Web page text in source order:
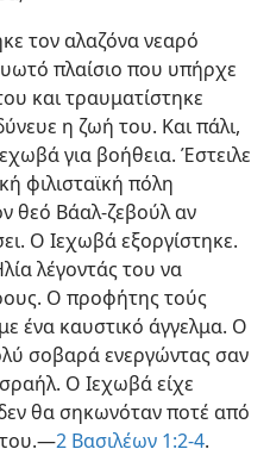
τον αλαζόνα νεαρό
πλαίσιο που υπήρχε
και τραυματίστηκε
η ζωή του. Και πάλι,
για βοήθεια. Έστειλε
φιλισταϊκή πόλη
θεό Βάαλ-ζεβούλ αν
Ο Ιεχωβά εξοργίστηκε.
λέγοντάς του να
Ο προφήτης τούς
ένα καυστικό άγγελμα. Ο
σοβαρά ενεργώντας σαν
Ο Ιεχωβά είχε
θα σηκωνόταν ποτέ από
του.—2 Βασιλέων 1:2-4.